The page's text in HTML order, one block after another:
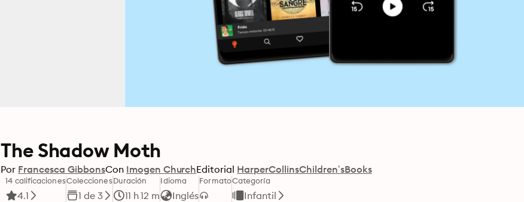
The Shadow Moth
Por Francesca GibbonsCon Imogen ChurchEditorial HarperCollinsChildren’sBooks
14 calificaciones
4.1
Colecciones
1 de 3
Duración
11 h 12 m
Idioma
Inglés
FormatoCategoría
Infantil